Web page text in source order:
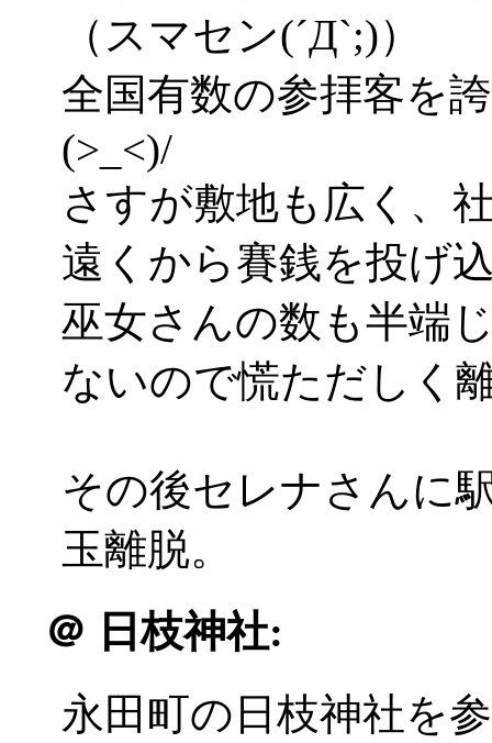
（スマセン(´Д`;)）
全国有数の参拝客を
(>_<)/
さすが敷地も広く、
遠くから賽銭を投げ
巫女さんの数も半端
ないので慌ただしく
その後セレナさんに
玉離脱。
＠ 日枝神社:
永田町の日枝神社を